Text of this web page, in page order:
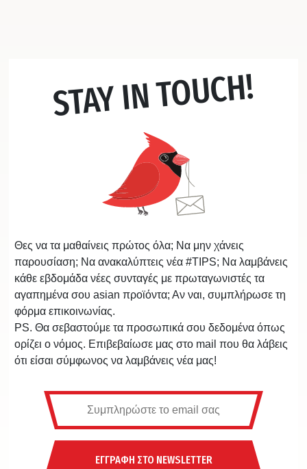
STAY IN TOUCH!
Θες να τα μαθαίνεις πρώτος όλα; Να μην χάνεις
παρουσίαση; Να ανακαλύπτεις νέα #TIPS; Να λαμβάνεις
κάθε εβδομάδα νέες συνταγές με πρωταγωνιστές τα
αγαπημένα σου asian προϊόντα; Αν ναι, συμπλήρωσε τη
φόρμα επικοινωνίας.
PS. Θα σεβαστούμε τα προσωπικά σου δεδομένα όπως
ορίζει ο νόμος. Επιβεβαίωσε μας στο mail που θα λάβεις
ότι είσαι σύμφωνος να λαμβάνεις νέα μας!
ΕΓΓΡΑΦΗ ΣΤΟ NEWSLETTER